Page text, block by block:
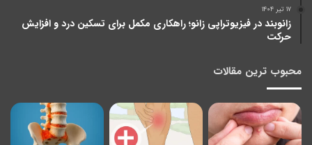
۱۷ تیر ۱۴۰۴
زانوبند در فیزیوتراپی زانو؛ راهکاری مکمل برای تسکین درد و افزایش
حرکت
محبوب ترین مقالات